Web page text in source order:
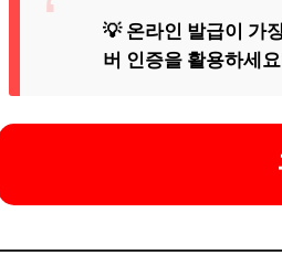
💡 온라인 발급이 가
버 인증을 활용하세